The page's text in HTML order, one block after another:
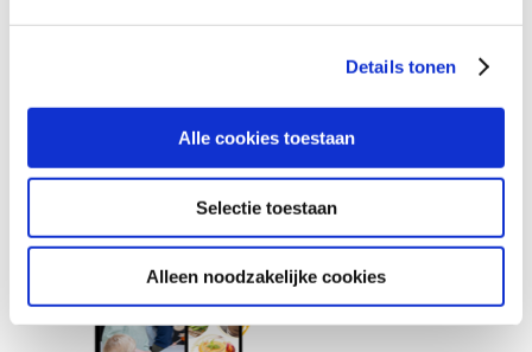
Details tonen
Alle cookies toestaan
Selectie toestaan
Alleen noodzakelijke cookies